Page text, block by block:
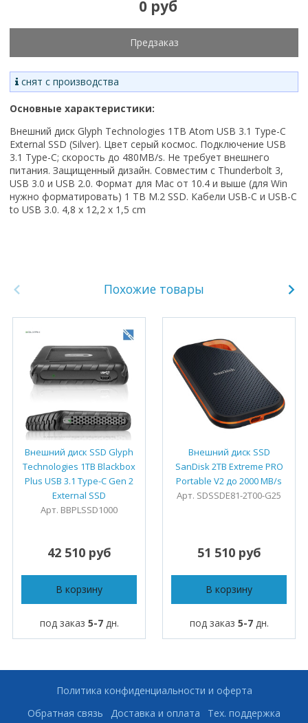
0 руб
Предзаказ
снят с производства
Основные характеристики:
Внешний диск Glyph Technologies 1TB Atom USB 3.1 Type-C
External SSD (Silver). Цвет серый космос. Подключение USB
3.1 Type-C; скорость до 480MB/s. Не требует внешнего
питания. Защищенный дизайн. Совместим с Thunderbolt 3,
USB 3.0 и USB 2.0. Формат для Mac от 10.4 и выше (для Win
нужно форматировать) 1 TB M.2 SSD. Кабели USB-C и USB-C
to USB 3.0. 4,8 x 12,2 x 1,5 cm
Похожие товары
Внешний диск SSD Glyph
Technologies 1TB Blackbox
Plus USB 3.1 Type-C Gen 2
External SSD
Арт. BBPLSSD1000
42 510 руб
В корзину
под заказ 5-7дн.
Внешний диск SSD
SanDisk 2TB Extreme PRO
Portable V2 до 2000 MB/s
Арт. SDSSDE81-2T00-G25
51 510 руб
В корзину
под заказ 5-7дн.
Политика конфиденциальности и оферта
Обратная связь
Доставка и оплата Тех. поддержка